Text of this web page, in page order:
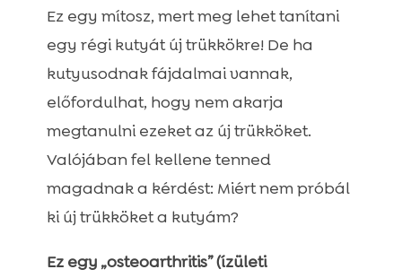
kutyáknál
Ízületi kiegészítők: mire kell figyelni
Szerezd be most:
Kutya tavasz: rovarvédelem!
Kutya problémák: Útmutató az
Kutya tavasz: Tippek kutyásoknak
Ez egy mítosz, mert meg lehet tanítani
egy régi kutyát új trükkökre! De ha
kutyusodnak fájdalmai vannak,
előfordulhat, hogy nem akarja
megtanulni ezeket az új trükköket.
Valójában fel kellene tenned
magadnak a kérdést: Miért nem próbál
ki új trükköket a kutyám?
Ez egy „osteoarthritis” (ízületi